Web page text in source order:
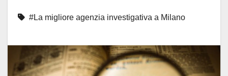
#La migliore agenzia investigativa a Milano